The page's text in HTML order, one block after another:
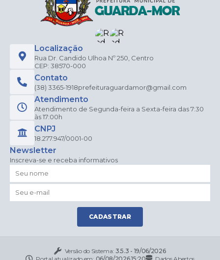
Localização
Rua Dr. Candido Ulhoa Nº 250, Centro
CEP: 38570-000
Contato
(38) 3365-1918prefeituraguardamor@gmail.com
Atendimento
Atendimento de Segunda-feira a Sexta-feira das 7:30
às 17:00h
CNPJ
18.277.947/0001-00
Newsletter
Inscreva-se e receba informativos
CADASTRAR
Versão do Sistema: 3.5.3 - 19/06/2026